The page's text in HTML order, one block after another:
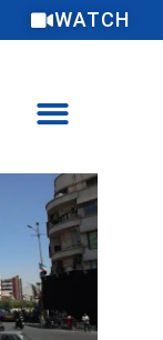
WATCH